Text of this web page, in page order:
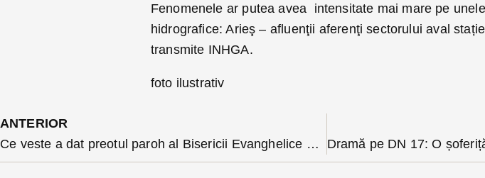
Fenomenele ar putea avea intensitate mai mare pe
hidrografice: Arieş – afluenţii aferenţi sectorului aval
transmite INHGA.
foto ilustrativ
ANTERIOR
Ce veste a dat preotul paroh al Bisericii Evanghelice Bistrița, la comemorarea a 14 ani de la incendiul devastator, în timpul rugăciunii ecumenice